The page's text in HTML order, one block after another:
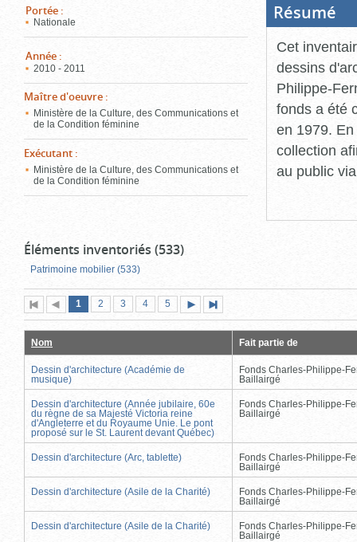
Portée :
Nationale
Année :
2010 - 2011
Maître d'oeuvre :
Ministère de la Culture, des Communications et
de la Condition féminine
Exécutant :
Ministère de la Culture, des Communications et
de la Condition féminine
Résumé
Cet
dessins
Philippe-
fonds a été
en 1979.
collection
au public
Éléments inventoriés (533)
Patrimoine mobilier (533)
Première
page
Page
précédente
Page
1 (page
actuelle)
Page
2 Page
3 Page
4 Page
5
suivante
page
Nom Fait partie de
Dessin d'architecture (Académie de
musique)
Fonds Charles-Philippe-
Baillairgé
Dessin d'architecture (Année jubilaire, 60e
du règne de sa Majesté Victoria reine
d'Angleterre et du Royaume Unie. Le pont
proposé sur le St. Laurent devant Québec)
Fonds Charles-Philippe-
Baillairgé
Dessin d'architecture (Arc, tablette)
Fonds Charles-Philippe-
Baillairgé
Dessin d'architecture (Asile de la Charité)
Fonds Charles-Philippe-
Baillairgé
Dessin d'architecture (Asile de la Charité)
Fonds Charles-Philippe-
Baillairgé